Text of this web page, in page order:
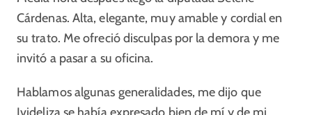
Cárdenas. Alta, elegante, muy amable y cordial en
su trato. Me ofreció disculpas por la demora y me
invitó a pasar a su oficina.
Hablamos algunas generalidades, me dijo que